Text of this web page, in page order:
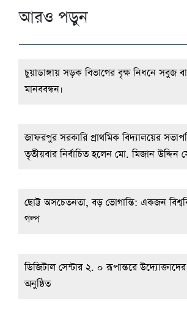
আরও পড়ুন
চুয়াডাঙ্গায় সড়ক বিভাগের বৃক্ষ নিধনে সবুজ
মানববন্ধন।
জাফরপুর সরকারি প্রাথমিক বিদ্যালয়ের
তৃতীয়বার নির্বাচিত হলেন মো. মিজান উদ্দিন
ছোট্ট অসচেতনতা, বড় ভোগান্তি: একজন
গল্প
ডিজিটাল সেন্টার ২. ০ রূপান্তরে
অনুষ্ঠিত